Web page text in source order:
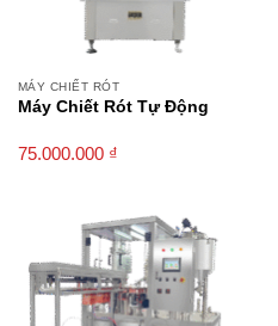
MÁY CHIẾT RÓT
Máy Chiết Rót Tự Động
75.000.000 ₫